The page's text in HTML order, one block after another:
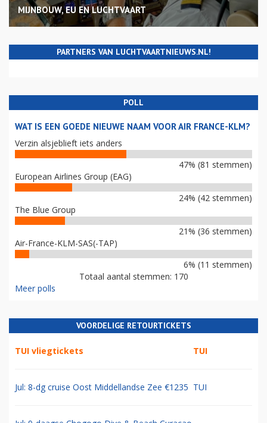
MIJNBOUW, EU EN LUCHTVAART
PARTNERS VAN LUCHTVAARTNIEUWS.NL!
POLL
WAT IS EEN GOEDE NIEUWE NAAM VOOR AIR FRANCE-KLM?
Verzin alsjeblieft iets anders
47% (81 stemmen)
European Airlines Group (EAG)
24% (42 stemmen)
The Blue Group
21% (36 stemmen)
Air-France-KLM-SAS(-TAP)
6% (11 stemmen)
Totaal aantal stemmen: 170
Meer polls
VOORDELIGE RETOURTICKETS
TUI vliegtickets TUI
Jul: 8-dg cruise Oost Middellandse Zee €1235 TUI